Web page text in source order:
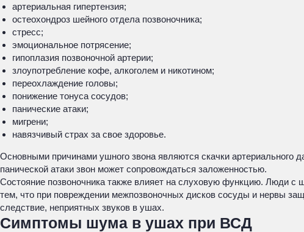
артериальная гипертензия;
остеохондроз шейного отдела позвоночника;
стресс;
эмоциональное потрясение;
гипоплазия позвоночной артерии;
злоупотребление кофе, алкоголем и никотином;
переохлаждение головы;
понижение тонуса сосудов;
панические атаки;
мигрени;
навязчивый страх за свое здоровье.
Основными причинами ушного звона являются скачки артериального
панической атаки звон может сопровождаться заложенностью.
Состояние позвоночника также влияет на слуховую функцию. Люди
тем, что при повреждении межпозвоночных дисков сосуды и нервы
следствие, неприятных звуков в ушах.
Симптомы шума в ушах при ВСД